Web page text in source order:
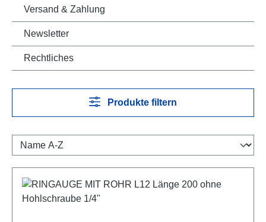
Versand & Zahlung
Newsletter
Rechtliches
Produkte filtern